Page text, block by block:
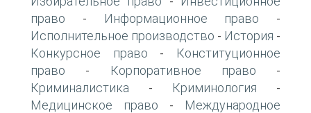
право - Информационное право -
Исполнительное производство - История -
Конкурсное право -
Конституционное
право - Корпоративное право -
Криминалистика - Криминология -
Медицинское право -
Международное